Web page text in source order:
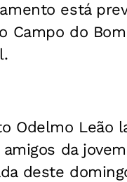
está
Campo do
Odelmo Leão
da
deste